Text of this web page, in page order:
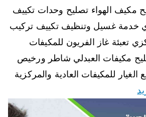
مكيف الهواء تصليح وحدات تكييف
خدمة غسيل وتنظيف تكييف تركيب
تعبئة غاز الفريون للمكيفات
مكيفات العبدلي شاطر ورخيص
للمكيفات العادية والمركزية